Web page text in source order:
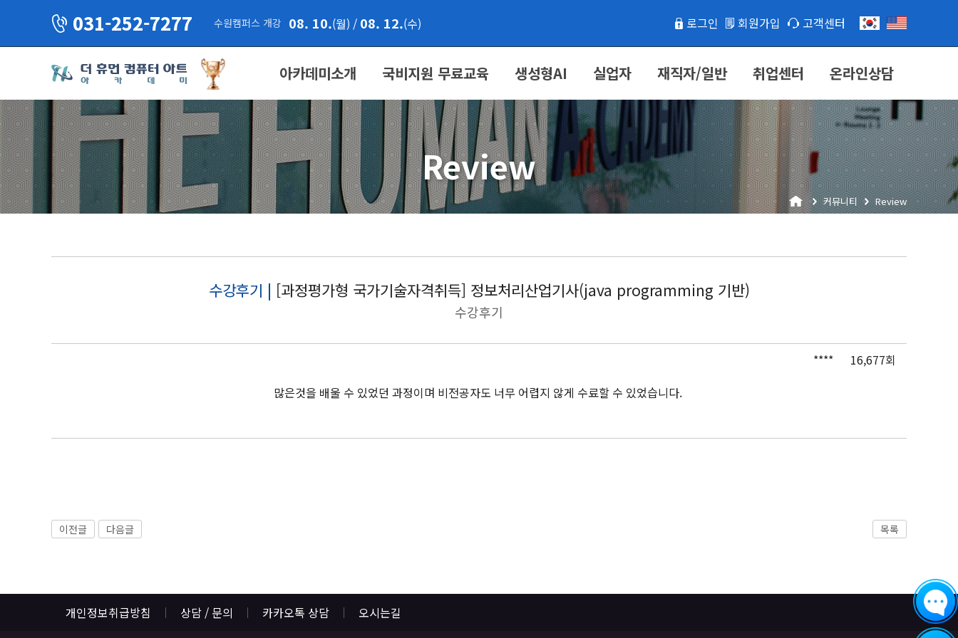
031-252-7277 수원캠퍼스 개강 08. 10.(월) / 08. 12.(수) 로그인 회원가입 고객센터
아카데미소개 국비지원 무료교육 생성형AI 실업자 재직자/일반 취업센터 온라인상담
Review
커뮤니티 Review
수강후기 | [과정평가형 국가기술자격취득] 정보처리산업기사(java programming 기반)
수강후기
****
16,677회
많은것을 배울 수 있었던 과정이며 비전공자도 너무 어렵지 않게 수료할 수 있었습니다.
이전글 다음글 목록
개인정보취급방침 상담 / 문의 카카오톡 상담 오시는길